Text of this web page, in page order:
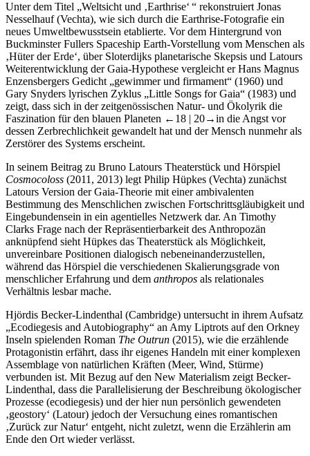
Nesselhauf (Vechta), wie sich durch die Earthrise-Fotografie ein
neues Umweltbewusstsein etablierte. Vor dem Hintergrund von
Buckminster Fullers Spaceship Earth-Vorstellung vom Menschen als
‚Hüter der Erde‘, über Sloterdijks planetarische Skepsis und Latours
Weiterentwicklung der Gaia-Hypothese vergleicht er Hans Magnus
Enzensbergers Gedicht „gewimmer und firmament“ (1960) und
Gary Snyders lyrischen Zyklus „Little Songs for Gaia“ (1983) und
zeigt, dass sich in der zeitgenössischen Natur- und Ökolyrik die
Faszination für den blauen Planeten←18 |20→in die Angst vor
dessen Zerbrechlichkeit gewandelt hat und der Mensch nunmehr als
Zerstörer des Systems erscheint.
Cosmocoloss(2011, 2013) legt Philip Hüpkes (Vechta) zunächst
Latours Version der Gaia-Theorie mit einer ambivalenten
Bestimmung des Menschlichen zwischen Fortschrittsgläubigkeit und
Eingebundensein in ein agentielles Netzwerk dar. An Timothy
Clarks Frage nach der Repräsentierbarkeit des Anthropozän
anknüpfend sieht Hüpkes das Theaterstück als Möglichkeit,
unvereinbare Positionen dialogisch nebeneinanderzustellen,
während das Hörspiel die verschiedenen Skalierungsgrade von
menschlicher Erfahrung und demanthroposals relationales
Verhältnis lesbar mache.
„Ecodiegesis and Autobiography“ an Amy Liptrots auf den Orkney
Inseln spielenden RomanThe Outrun (2015), wie die erzählende
Protagonistin erfährt, dass ihr eigenes Handeln mit einer komplexen
Assemblage von natürlichen Kräften (Meer, Wind, Stürme)
verbunden ist. Mit Bezug auf den New Materialism zeigt Becker-
Lindenthal, dass die Parallelisierung der Beschreibung ökologischer
Prozesse (ecodiegesis) und der hier nun persönlich gewendeten
‚geostory‘ (Latour) jedoch der Versuchung eines romantischen
‚Zurück zur Natur‘ entgeht, nicht zuletzt, wenn die Erzählerin am
Ende den Ort wieder verlässt.